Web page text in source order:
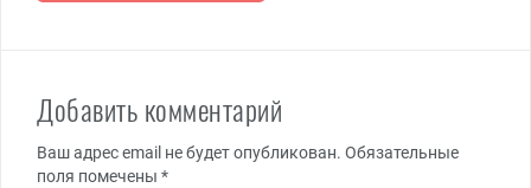
Добавить комментарий
Ваш адрес email не будет опубликован. Обязательные
поля помечены *